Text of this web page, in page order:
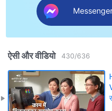
ऐसी और वीडियो 430/636